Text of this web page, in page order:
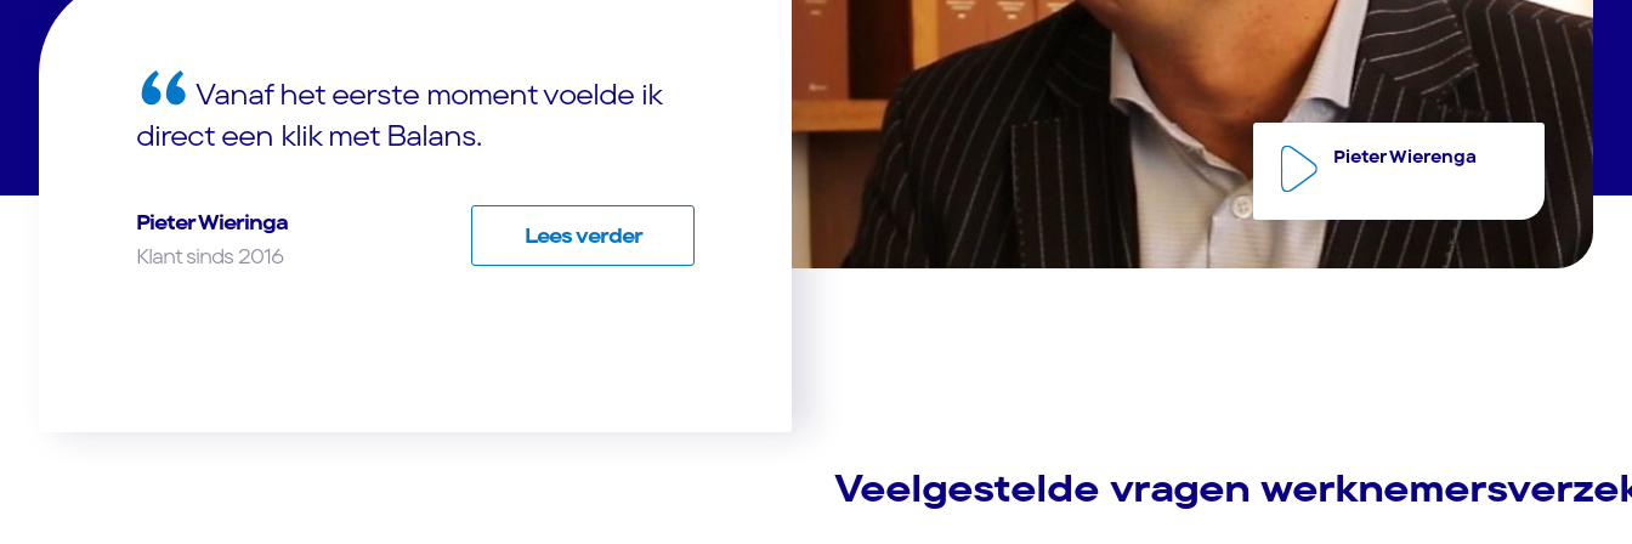
Pieter Wierenga
Vanaf het eerste moment voelde ik
direct een klik met Balans.
Pieter Wieringa
Klant sinds 2016
Lees verder
Veelgestelde vragen